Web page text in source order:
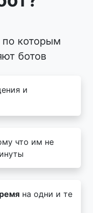
которым
ботов
и
что им не
на одни и те